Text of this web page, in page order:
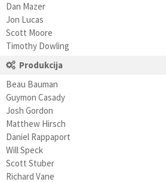
Dan Mazer
Jon Lucas
Scott Moore
Timothy Dowling
Produkcija
Beau Bauman
Guymon Casady
Josh Gordon
Matthew Hirsch
Daniel Rappaport
Will Speck
Scott Stuber
Richard Vane